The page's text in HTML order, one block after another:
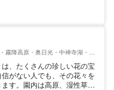
霧降高原・奥日光・中禅寺湖・今市
、たくさんの珍しい花の宝
がない人でも、その花々を
す。園内は高原、湿性草